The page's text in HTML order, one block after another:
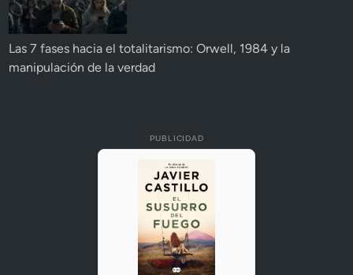
Las 7 fases hacia el totalitarismo: Orwell, 1984 y la
manipulación de la verdad
PUBLICIDAD